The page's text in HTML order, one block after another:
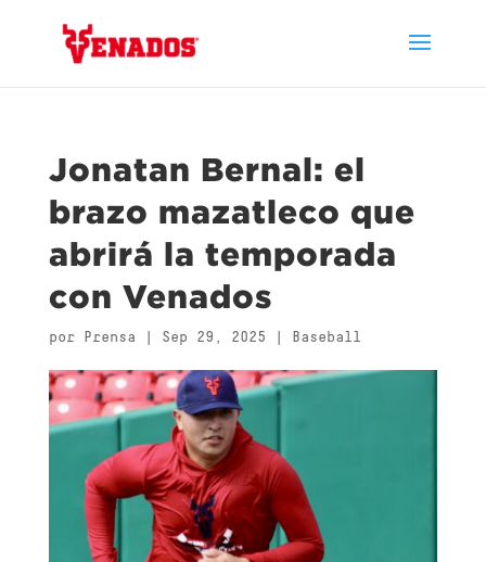
Jonatan Bernal: el
brazo mazatleco que
abrirá la temporada
con Venados
por Prensa Sep 29, 2025 Baseball